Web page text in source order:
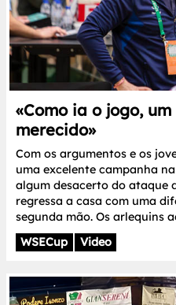
«Como ia o jogo,
merecido»
Com os argumentos e os
uma excelente campanha
algum desacerto do ataque
regressa a casa com uma
segunda mão. Os arlequins
WSECup
Video